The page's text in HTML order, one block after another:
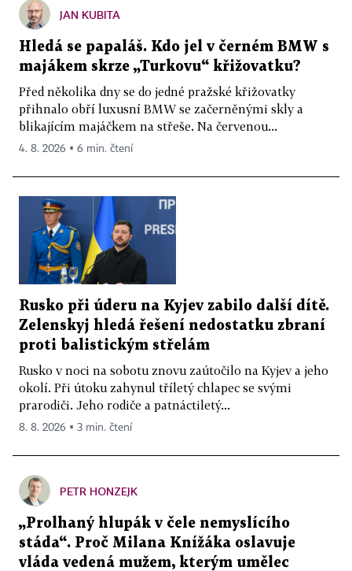
JAN KUBITA
Hledá se papaláš. Kdo jel v černém BMW s
majákem skrze „Turkovu“ křižovatku?
Před několika dny se do jedné pražské křižovatky
přihnalo obří luxusní BMW se začerněnými skly a
blikajícím majáčkem na střeše. Na červenou...
4. 8. 2026 ▪ 6 min. čtení
Rusko při úderu na Kyjev zabilo další dítě.
Zelenskyj hledá řešení nedostatku zbraní
proti balistickým střelám
Rusko v noci na sobotu znovu zaútočilo na Kyjev a jeho
okolí. Při útoku zahynul tříletý chlapec se svými
prarodiči. Jeho rodiče a patnáctiletý...
8. 8. 2026 ▪ 3 min. čtení
PETR HONZEJK
„Prolhaný hlupák v čele nemyslícího
stáda“. Proč Milana Knížáka oslavuje
vláda vedená mužem, kterým umělec